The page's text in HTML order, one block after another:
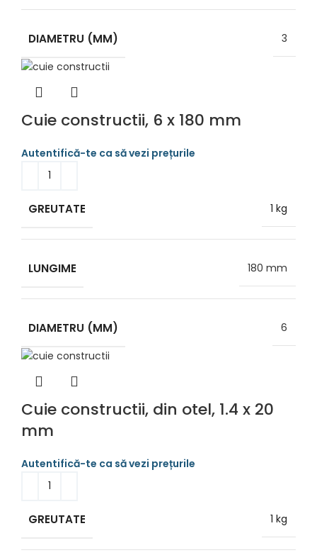
DIAMETRU (MM) 3
Cuie constructii, 6 x 180 mm
GREUTATE 1 kg
LUNGIME 180 mm
DIAMETRU (MM) 6
Cuie constructii, din otel, 1.4 x 20
mm
GREUTATE 1 kg